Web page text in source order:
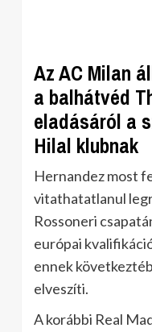
Az AC Milan
a balhátvéd
eladásáról a
Hilal klubnak
Hernandez most
vitathatatlanul
Rossoneri
európai
ennek
elveszíti.
A korábbi Real